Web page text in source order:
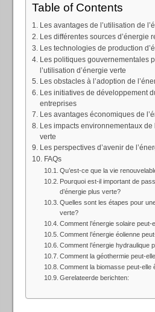
Table of Contents
Les avantages de l’utilisation de
Les différentes sources d’énergie
Les technologies de production
Les politiques gouvernementales
l’utilisation d’énergie verte
Les obstacles à l’adoption de
Les initiatives de développement
entreprises
Les avantages économiques de
Les impacts environnementaux de
verte
Les perspectives d’avenir de
FAQs
Qu’est-ce que la vie
Pourquoi est-il important de
d’énergie plus verte?
Quelles sont les étapes pour
verte?
Comment l’énergie solaire peut-
Comment l’énergie éolienne
Comment l’énergie hydraulique
Comment la géothermie peut-
Comment la biomasse peut-elle
Gerelateerde berichten: